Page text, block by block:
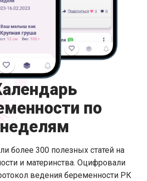
по
неделям
более 300 полезных статей на
и материнства. Оцифровали
ведения беременности РК